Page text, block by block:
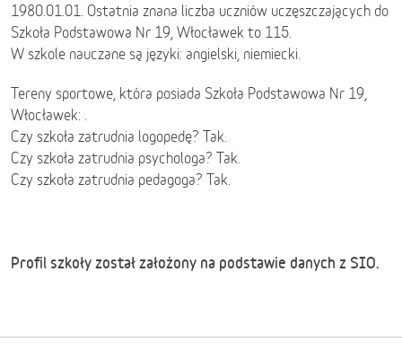
1980.01.01. Ostatnia znana liczba uczniów uczęszczających do
Szkoła Podstawowa Nr 19, Włocławek to 115.
W szkole nauczane są języki: angielski, niemiecki.
Tereny sportowe, która posiada Szkoła Podstawowa Nr 19,
Włocławek: .
Czy szkoła zatrudnia logopedę? Tak.
Czy szkoła zatrudnia psychologa? Tak.
Czy szkoła zatrudnia pedagoga? Tak.
Profil szkoły został założony na podstawie danych z SIO.